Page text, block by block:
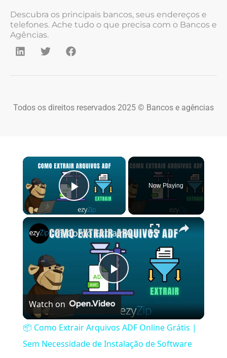
Descubra os principais bancos, seus endereços e
telefones. Ache tudo o que precisa com o Bancos e
Agências.
Todos os direitos reservados 2025 © Bancos e agências
×
Play Video
Now Playing
×
Play Video
📦 Como Extrair Arquivos ADF Online Grátis | Sem Necessidade de Instalação de Software
Watch on
📦 Como Extrair Arquivos ADF Online Grátis |
Sem Necessidade de Instalação de Software